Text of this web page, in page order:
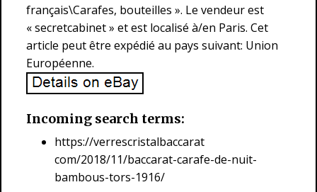
français\Carafes, bouteilles ». Le vendeur est
« secretcabinet » et est localisé à/en Paris. Cet
article peut être expédié au pays suivant: Union
Européenne.
Incoming search terms:
https://verrescristalbaccarat
com/2018/11/baccarat-carafe-de-nuit-
bambous-tors-1916/